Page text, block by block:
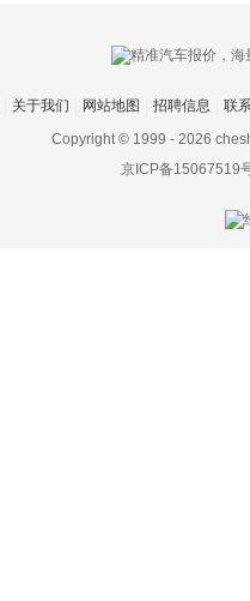
关于我们 网站地图 招聘信息
联
Copyright © 1999 - 2026
京ICP备15067519